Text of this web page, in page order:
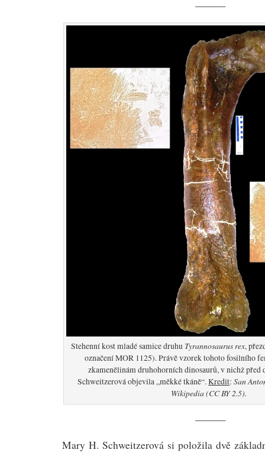
———
Stehenní kost mladé samice druhu Tyrannosaurus rex,
označení MOR 1125). Právě vzorek tohoto fosilního
zkamenělinám druhohorních dinosaurů, v nichž
Schweitzerová objevila „měkké tkáně“.Kredit:San
Wikipedia (CC BY 2.5).
———
Mary H. Schweitzerová si položila dvě